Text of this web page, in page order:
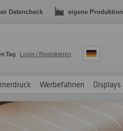
Datencheck eigene Produktion
Tag Login / Registrieren
Werbefahnen Displays